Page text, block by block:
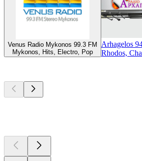
Venus Radio Mykonos 99.3 FM
Mykonos, Hits, Electro, Pop
Arhagelos
Rhodos,